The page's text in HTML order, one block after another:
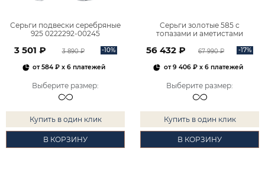
Серьги подвески серебряные
925 0222292-00245
3 501 ₽ 3 890 ₽ -10%
от584 ₽ x 6 платежей
Выберите размер:
Купить в один клик
В КОРЗИНУ
Серьги золотые 585 с
топазами и аметистами
56 432 ₽ 67 990 ₽ -17%
от9 406 ₽x 6 платежей
Выберите размер:
Купить в один клик
В КОРЗИНУ